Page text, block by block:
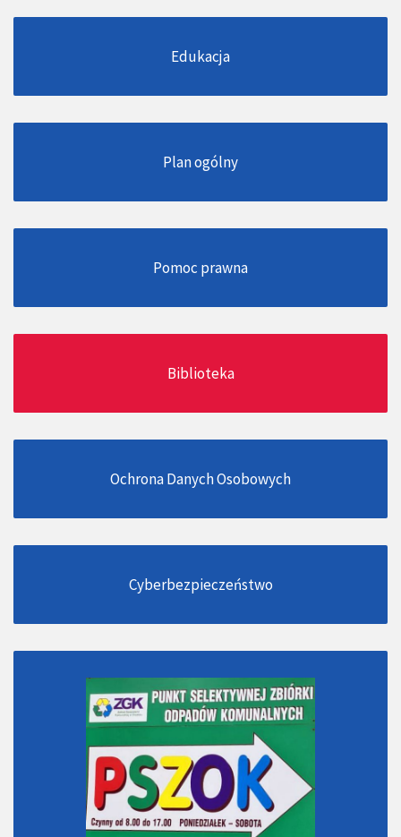
Edukacja
Plan ogólny
Pomoc prawna
Biblioteka
Ochrona Danych Osobowych
Cyberbezpieczeństwo